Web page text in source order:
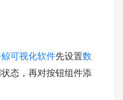
可视化软件先设置数
态，再对按钮组件添